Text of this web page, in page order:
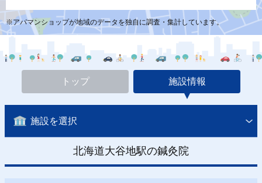
※アパマンショップが地域のデータを独自に調査・集計しています。
トップ 施設情報
施設を選択
北海道大谷地駅の鍼灸院